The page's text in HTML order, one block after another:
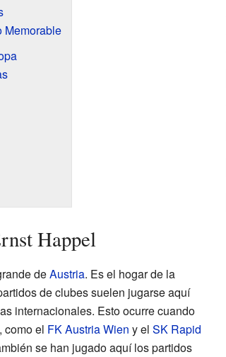
Memorable
Happel
deAustria. Es el hogar de la
de clubes suelen jugarse aquí
internacionales. Esto ocurre cuando
como el FK Austria Wien y el SK Rapid
se han jugado aquí los partidos